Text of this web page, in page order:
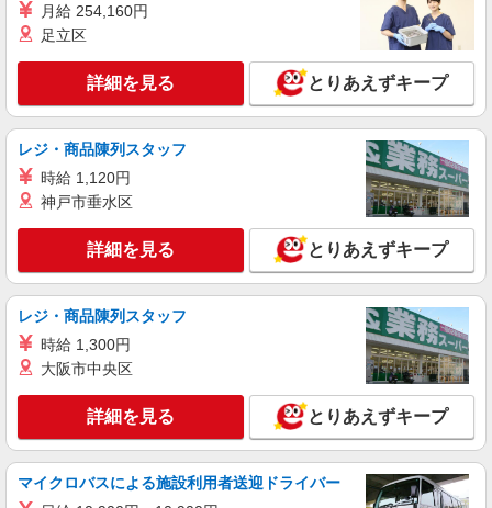
月給 254,160円
足立区
詳細を見る とりあえずキープ
レジ・商品陳列スタッフ
時給 1,120円
神戸市垂水区
詳細を見る とりあえずキープ
レジ・商品陳列スタッフ
時給 1,300円
大阪市中央区
詳細を見る とりあえずキープ
マイクロバスによる施設利用者送迎ドライバー